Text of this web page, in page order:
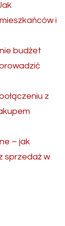
i
budżet
z
– jak
sprzedaż w